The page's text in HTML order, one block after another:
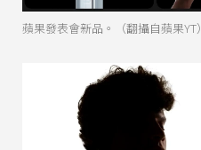
蘋果發表會新品。（翻攝自蘋果YT）